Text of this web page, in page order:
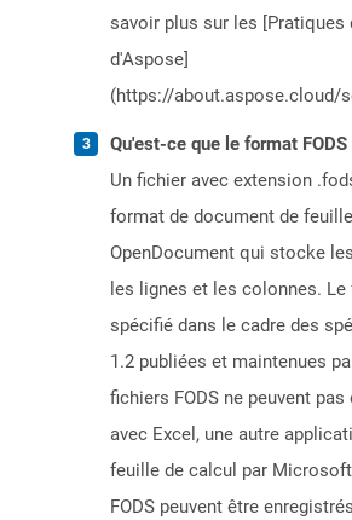
savoir plus sur les [Pratiques
d'Aspose]
(https://about.aspose.cloud/
Qu'est-ce que le format FODS
Un fichier avec extension
format de document de
OpenDocument qui stocke
les lignes et les colonnes.
spécifié dans le cadre des
1.2 publiées et maintenues
fichiers FODS ne peuvent
avec Excel, une autre
feuille de calcul par
FODS peuvent être